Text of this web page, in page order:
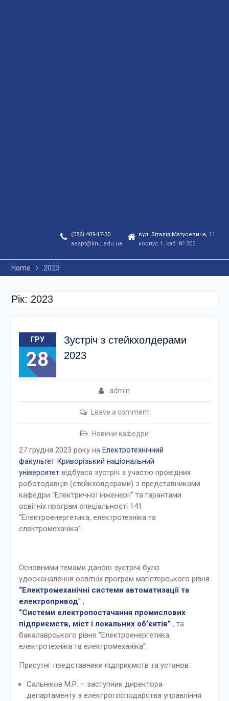
(056) 409-17-30
aespt@knu.edu.ua
вул. Віталія Матусевича, 11
корпус 1, каб. № 303
Home 2023
Рік: 2023
ГРУ
28
Зустріч з стейкхолдерами
2023
admin
Leave a comment
Новини кафедри
27 грудня 2023 року на Електротехнічний
факультет Криворізький національний
університетвідбувся зустріч з участю провідних
роботодавців (стейкхолдерами) з представниками
кафедри “Електричної інженерії” та гарантами
освітніх програм спеціальності 141
“Електроенергетика, електротехніка та
електромеханіка”.
Основними темами даною зустрічі було
удосконалення освітніх програм магістерського рівня
“Електромеханічні системи автоматизації та
електропривод” ,
“Cистеми електропостачання промислових
підприємств, міст і локальних об’єктів” , та
бакалаврського рівня “Електроенергетика,
електротехніка та електромеханіка”.
Присутні: представники підприємств та установ:
Сальніков М.Р. – заступник директора
департаменту з електрогосподарства управління